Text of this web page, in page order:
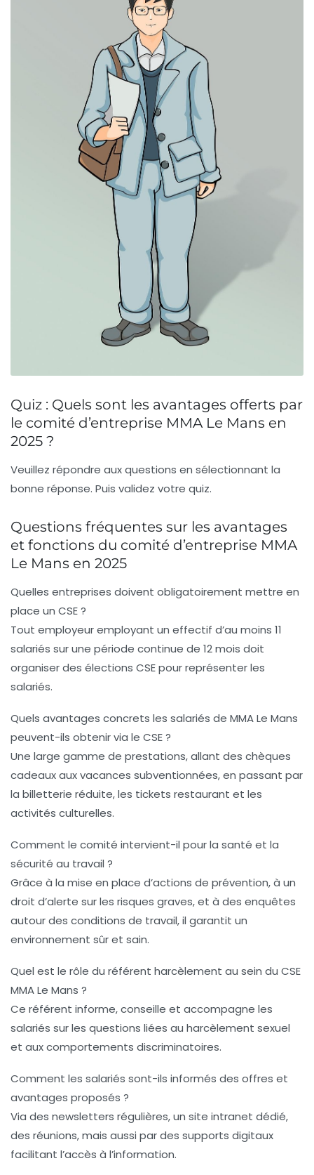
Quiz : Quels sont les avantages offerts par
le comité d’entreprise MMA Le Mans en
2025 ?
Veuillez répondre aux questions en sélectionnant la
bonne réponse. Puis validez votre quiz.
Questions fréquentes sur les avantages
et fonctions du comité d’entreprise MMA
Le Mans en 2025
Quelles entreprises doivent obligatoirement mettre en
place un CSE ?
Tout employeur employant un effectif d’au moins 11
salariés sur une période continue de 12 mois doit
organiser des élections CSE pour représenter les
salariés.
Quels avantages concrets les salariés de MMA Le Mans
peuvent-ils obtenir via le CSE ?
Une large gamme de prestations, allant des chèques
cadeauxauxvacances subventionnées, en passant par
la billetterie réduite, les tickets restaurant et les
activités culturelles.
Comment le comité intervient-il pour la santé et la
sécurité au travail ?
Grâce à la mise en place d’actions de prévention, à un
droit d’alerte sur les risques graves, et à des enquêtes
autour des conditions de travail, il garantit un
environnement sûr et sain.
Quel est le rôle du référent harcèlement au sein du CSE
MMA Le Mans ?
Ce référent informe, conseille et accompagne les
salariés sur les questions liées au harcèlement sexuel
et aux comportements discriminatoires.
Comment les salariés sont-ils informés des offres et
avantages proposés ?
Via des newsletters régulières, un site intranet dédié,
des réunions, mais aussi par des supports digitaux
facilitant l’accès à l’information.